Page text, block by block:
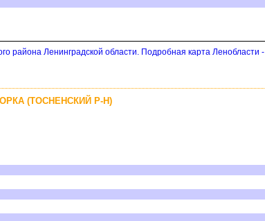
района Ленинградской области. Подробная карта Ленобласти -
(ТОСНЕНСКИЙ Р-Н)